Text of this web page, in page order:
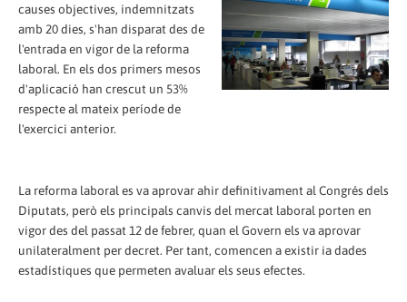
causes objectives, indemnitzats
amb 20 dies, s'han disparat des de
l'entrada en vigor de la reforma
laboral. En els dos primers mesos
d'aplicació han crescut un 53%
respecte al mateix període de
l'exercici anterior.
La reforma laboral es va aprovar ahir definitivament al Congrés dels
Diputats, però els principals canvis del mercat laboral porten en
vigor des del passat 12 de febrer, quan el Govern els va aprovar
unilateralment per decret. Per tant, comencen a existir ia dades
estadístiques que permeten avaluar els seus efectes.